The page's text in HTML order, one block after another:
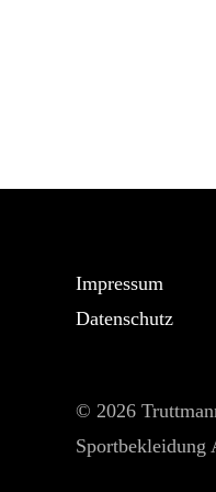
Impressum
Datenschutz
© 2026
Sportbekleidung